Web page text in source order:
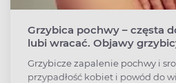
Grzybica pochwy – częsta
lubi wracać. Objawy
Grzybicze zapalenie pochwy i
przypadłość kobiet i powód do